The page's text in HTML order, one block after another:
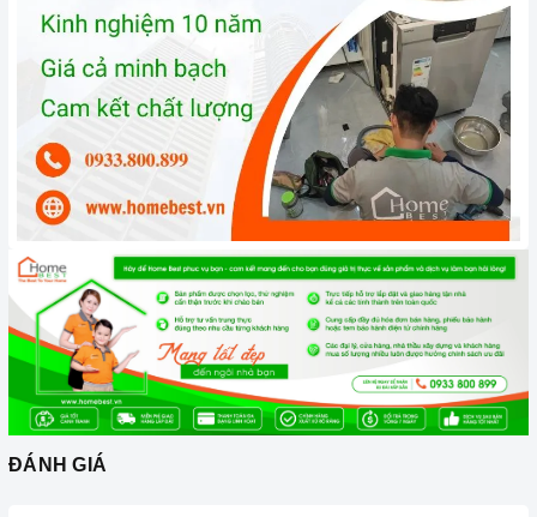
3. Tại sao nên chọn mua sản phẩm tại Home Best?
Cam kết hàng chính hãng:
Chúng tôi cam kết cung cấp sản
phẩm chính hãng 100%, có nguồn gốc, xuất xứ và chứng từ
Chế độ hỗ trợ bảo hành linh hoạt:Hướng dẫn sử dụng,
lắp đặt, chế độ bảo hành chính hãng, hậu mãi chuyên
nghiệp, đảm bảo rằng quý khách sẽ có trải nghiệm tuyệt vời
và không gặp bất kỳ khó khăn nào trong quá trình sử dụng
sản phẩm.
Vận chuyển lắp đặt nhanh chóng: Đội ngũ tư vấn viên,
nhân viên và kỹ thuật viên chuyên nghiệp, tận tâm sẽ đồng
hành cùng quý khách trong quá trình mua sắm và sử dụng
sản phẩm.
ĐÁNH GIÁ